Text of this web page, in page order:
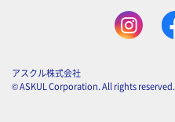
アスクル株式会社
© ASKUL Corporation. All rights reserved.